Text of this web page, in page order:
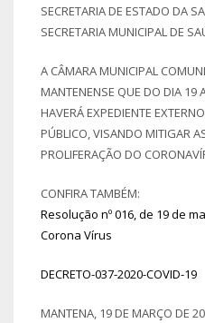
SECRETARIA DE ESTADO DA
SECRETARIA MUNICIPAL DE
A CÂMARA MUNICIPAL
MANTENENSE QUE DO DIA 19
HAVERÁ EXPEDIENTE
PÚBLICO, VISANDO MITIGAR
PROLIFERAÇÃO DO
CONFIRA TAMBÉM:
Resolução nº 016, de 19 de
Corona Vírus
DECRETO-037-2020-COVID-19
MANTENA, 19 DE MARÇO DE